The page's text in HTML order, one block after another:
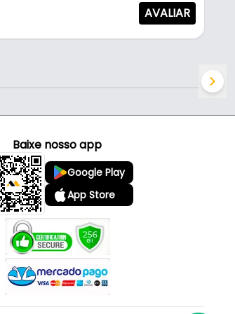
AVALIAR
Baixe nosso app
Google Play
App Store